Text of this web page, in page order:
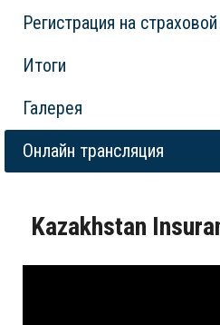
Регистрация на
Итоги
Галерея
Онлайн трансляция
Kazakhstan